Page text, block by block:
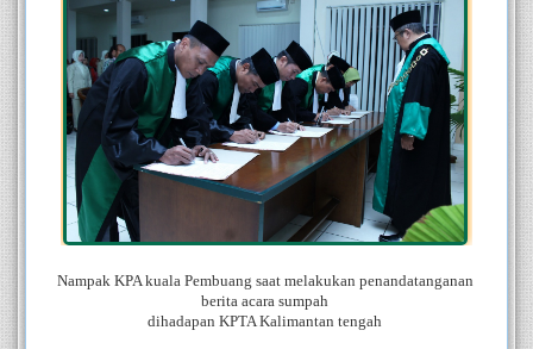
Nampak KPA kuala Pembuang saat melakukan penandatanganan
berita acara sumpah
dihadapan KPTA Kalimantan tengah